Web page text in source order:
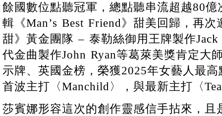
餘國數位點聽冠軍，總點聽串流超越80
輯《Man’s Best Friend》甜美回歸，再
甜》黃金團隊 – 泰勒絲御用王牌製作
代金曲製作John Ryan等葛萊美獎肯定大
示牌、英國金榜，榮獲2025年女藝人最
首波主打〈Manchild〉，與最新主打〈
莎賓娜形容這次的創作靈感信手拈來，且